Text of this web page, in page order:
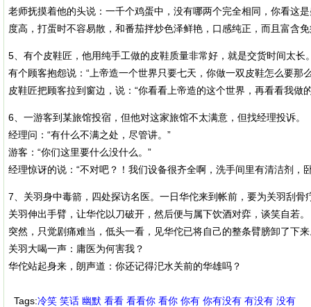
老师抚摸着他的头说：一千个鸡蛋中，没有哪两个完全相同，你看这
度高，打蛋时不容易散，和番茄拌炒色泽鲜艳，口感纯正，而且富含
5、有个皮鞋匠，他用纯手工做的皮鞋质量非常好，就是交货时间太长
有个顾客抱怨说：“上帝造一个世界只要七天，你做一双皮鞋怎么要那
皮鞋匠把顾客拉到窗边，说：“你看看上帝造的这个世界，再看看我做
6、一游客到某旅馆投宿，但他对这家旅馆不太满意，但找经理投诉。
经理问：“有什么不满之处，尽管讲。”
游客：“你们这里要什么没什么。”
经理惊讶的说：“不对吧？！我们设备很齐全啊，洗手间里有清洁剂
7、关羽身中毒箭，四处探访名医。一日华佗来到帐前，要为关羽刮骨
关羽伸出手臂，让华佗以刀破开，然后便与属下饮酒对弈，谈笑自若。
突然，只觉剧痛难当，低头一看，见华佗已将自己的整条臂膀卸了下
关羽大喝一声：庸医为何害我？
华佗站起身来，朗声道：你还记得汜水关前的华雄吗？
Tags:冷笑 笑话 幽默 看看 看看你 看你 你有 你有没有 有没有 没有